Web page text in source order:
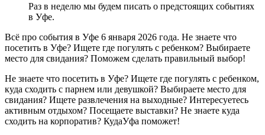
Раз в неделю мы будем писать о предстоящих событиях
в Уфе.
Всё про события в Уфе 6 января 2026 года. Не знаете что
посетить в Уфе? Ищете где погулять с ребенком? Выбираете
место для свидания? Поможем сделать правильный выбор!
Не знаете что посетить в Уфе? Ищете где погулять с ребенком,
куда сходить с парнем или девушкой? Выбираете место для
свидания? Ищете развлечения на выходные? Интересуетесь
активным отдыхом? Посещаете выставки? Не знаете куда
сходить на корпоратив? КудаУфа поможет!